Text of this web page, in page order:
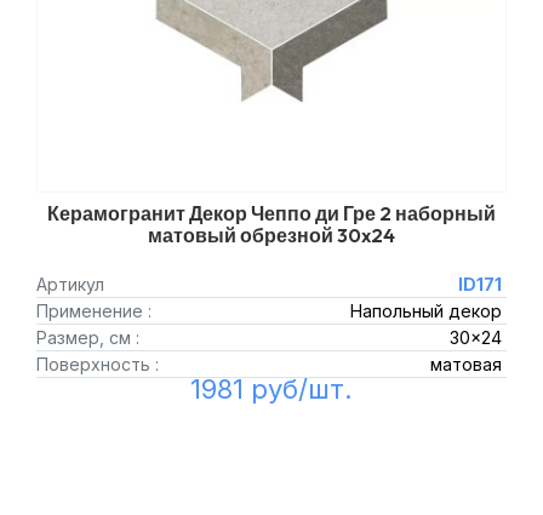
Керамогранит Декор Чеппо ди Гре 2 наборный
матовый обрезной 30x24
Артикул
ID171
Применение :
Напольный декор
Размер, см :
30x24
Поверхность :
матовая
1981 руб/шт.